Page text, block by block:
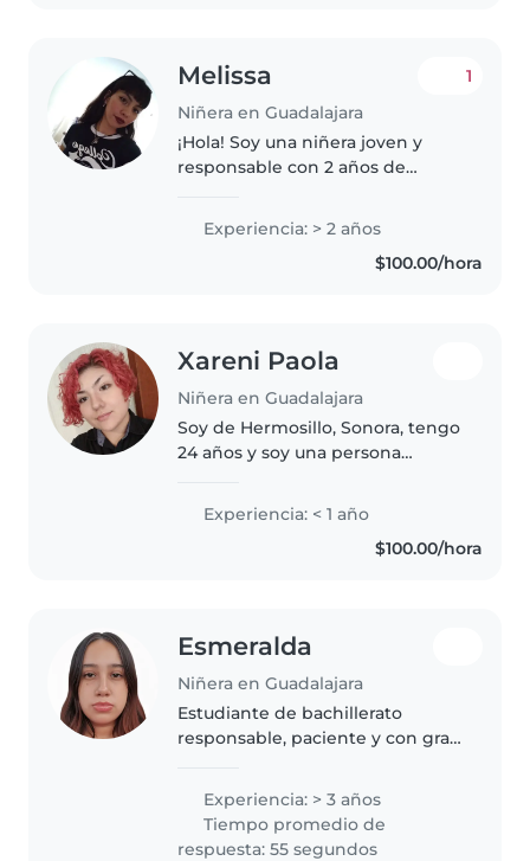
Melissa
Niñera en Guadalajara
1
¡Hola! Soy una niñera joven y
responsable con 2 años de
todas las edades. Me encanta
hacer manualidades y jugar con
los niños. Si es necesario puedo
Experiencia: > 2 años
$100.00/hora
Xareni Paola
Niñera en Guadalajara
Soy de Hermosillo, Sonora, tengo
24 años y soy una persona
paciente. Me gusta dibujar, las
manualidades y en general las
actividades que estimulan la..
Experiencia: < 1 año
$100.00/hora
Esmeralda
Niñera en Guadalajara
Estudiante de bachillerato
responsable, paciente y con gran
en el cuidado y supervisión de
grupos infantiles, donde he
desarrollado habilidades para..
Experiencia: > 3 años
Tiempo promedio de
respuesta: 55 segundos